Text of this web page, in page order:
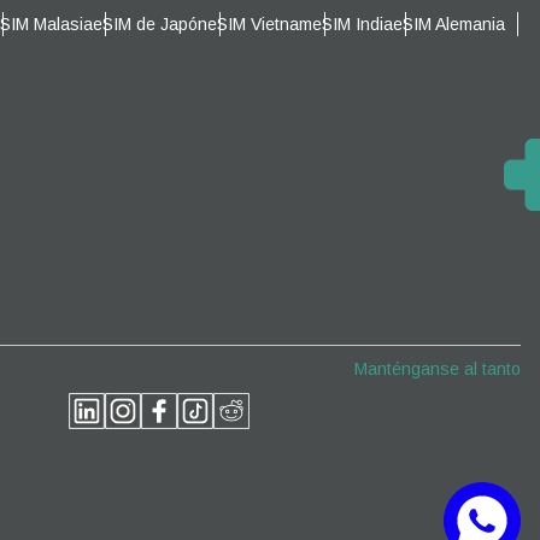
MalasiaeSIM de JapóneSIM VietnameSIM IndiaeSIM Alemania
Manténganse al tanto